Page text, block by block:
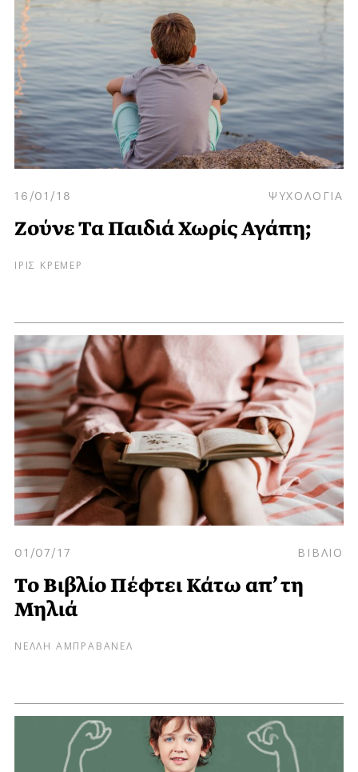
16/01/18 ΨΥΧΟΛΟΓΙΑ
Ζούνε Τα Παιδιά Χωρίς Αγάπη;
ΙΡΙΣ ΚΡΕΜΕΡ
01/07/17 ΒΙΒΛΙΟ
Το Βιβλίο Πέφτει Κάτω απ’ τη
Μηλιά
ΝΕΛΛΗ ΑΜΠΡΑΒΑΝΕΛ